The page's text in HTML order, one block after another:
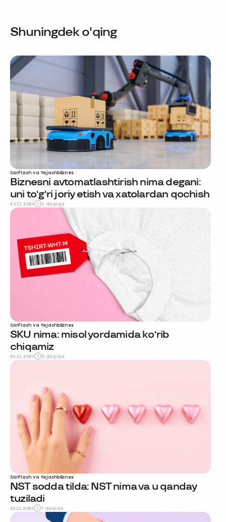
Shuningdek o'qing
Sarflash va tejashbiznes
Biznesni avtomatlashtirish nima degani:
uni to‘g‘ri joriy etish va xatolardan qochish
25.11.2024 4 daqiqa
Sarflash va tejashbiznes
SKU nima: misol yordamida ko‘rib
chiqamiz
24.11.2024 8 daqiqa
Sarflash va tejashbiznes
NST sodda tilda: NST nima va u qanday
tuziladi
23.11.2024 7 daqiqa